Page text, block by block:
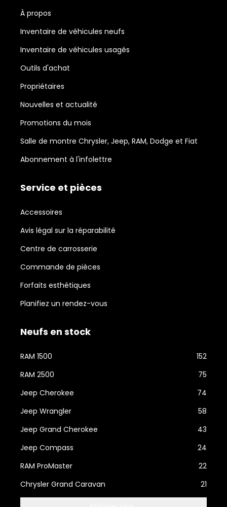
À propos
Inventaire de véhicules neufs
Inventaire de véhicules usagés
Outils d'achat
Propriétaires
Nouvelles et actualité
Promotions du mois
Salle de montre Chrysler, Jeep, RAM, Dodge et Fiat
Abonnement à l'infolettre
Service et pièces
Accessoires
Avis légal sur la réparabilité
Centre de carrosserie
Commande de pièces
Forfaits esthétiques
Planifiez un rendez-vous
Neufs en stock
RAM 1500
152
RAM 2500
75
Jeep Cherokee
74
Jeep Wrangler
58
Jeep Grand Cherokee
43
Jeep Compass
24
RAM ProMaster
22
Chrysler Grand Caravan
21